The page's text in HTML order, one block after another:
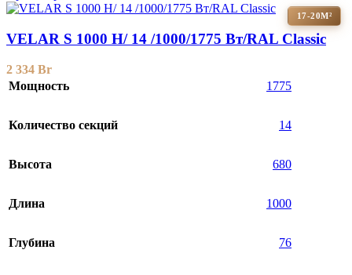
17-20М²
VELAR S 1000 H/ 14 /1000/1775 Вт/RAL Classic
2 334 Br
Мощность
1775
Количество секций 14
Высота 680
Длина 1000
Глубина 76